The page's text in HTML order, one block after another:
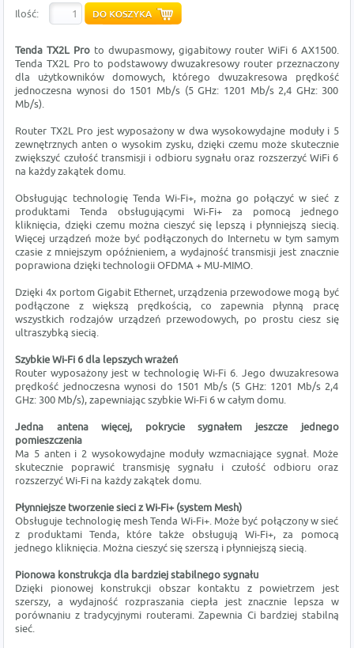
Ilość:
Tenda TX2L Pro to dwupasmowy, gigabitowy router WiFi 6 AX1500.
Tenda TX2L Pro to podstawowy dwuzakresowy router przeznaczony
dla użytkowników domowych, którego dwuzakresowa prędkość
jednoczesna wynosi do 1501 Mb/s (5 GHz: 1201 Mb/s 2,4 GHz: 300
Mb/s).
Router TX2L Pro jest wyposażony w dwa wysokowydajne moduły i 5
zewnętrznych anten o wysokim zysku, dzięki czemu może skutecznie
zwiększyć czułość transmisji i odbioru sygnału oraz rozszerzyć WiFi 6
na każdy zakątek domu.
Obsługując technologię Tenda Wi-Fi+, można go połączyć w sieć z
produktami Tenda obsługującymi Wi-Fi+ za pomocą jednego
kliknięcia, dzięki czemu można cieszyć się lepszą i płynniejszą siecią.
Więcej urządzeń może być podłączonych do Internetu w tym samym
czasie z mniejszym opóźnieniem, a wydajność transmisji jest znacznie
poprawiona dzięki technologii OFDMA + MU-MIMO.
Dzięki 4x portom Gigabit Ethernet, urządzenia przewodowe mogą być
podłączone z większą prędkością, co zapewnia płynną pracę
wszystkich rodzajów urządzeń przewodowych, po prostu ciesz się
ultraszybką siecią.
Szybkie Wi-Fi 6 dla lepszych wrażeń
Router wyposażony jest w technologię Wi-Fi 6. Jego dwuzakresowa
prędkość jednoczesna wynosi do 1501 Mb/s (5 GHz: 1201 Mb/s 2,4
GHz: 300 Mb/s), zapewniając szybkie Wi-Fi 6 w całym domu.
Jedna antena więcej, pokrycie sygnałem jeszcze jednego
pomieszczenia
Ma 5 anten i 2 wysokowydajne moduły wzmacniające sygnał. Może
skutecznie poprawić transmisję sygnału i czułość odbioru oraz
rozszerzyć Wi-Fi na każdy zakątek domu.
Płynniejsze tworzenie sieci z Wi-Fi+ (system Mesh)
Obsługuje technologię mesh Tenda Wi-Fi+. Może być połączony w sieć
z produktami Tenda, które także obsługują Wi-Fi+, za pomocą
jednego kliknięcia. Można cieszyć się szerszą i płynniejszą siecią.
Pionowa konstrukcja dla bardziej stabilnego sygnału
Dzięki pionowej konstrukcji obszar kontaktu z powietrzem jest
szerszy, a wydajność rozpraszania ciepła jest znacznie lepsza w
porównaniu z tradycyjnymi routerami. Zapewnia Ci bardziej stabilną
sieć.